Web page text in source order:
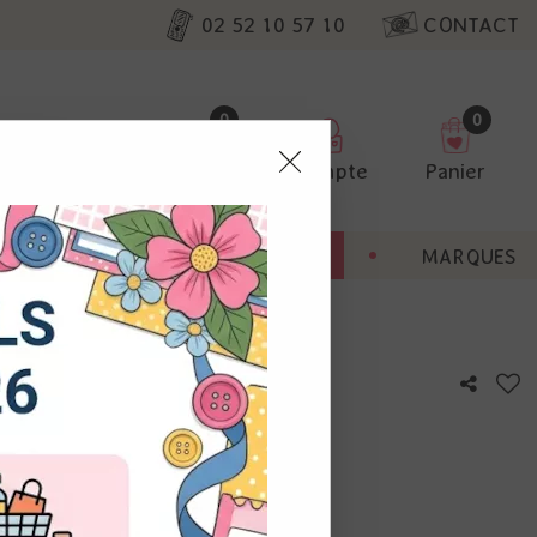
02 52 10 57 10 CONTACT
0
Compte
0
Panier
BONNES AFFAIRES MARQUES
- Vert Sapin
avis !
nos
non
Vous
à droite